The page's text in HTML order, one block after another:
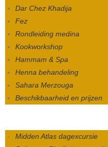
Dar Chez Khadija
Fez
Rondleiding medina
Kookworkshop
Hammam & Spa
Henna behandeling
Sahara Merzouga
Beschikbaarheid en prijzen
Midden Atlas dagexcursie